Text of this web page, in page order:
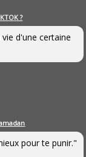
?
d'une certaine
pour te punir."